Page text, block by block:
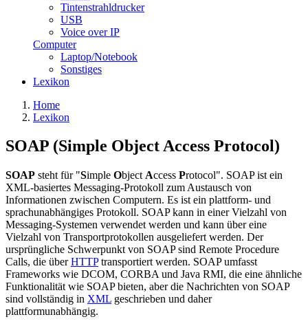
Tintenstrahldrucker
USB
Voice over IP
Computer
Laptop/Notebook
Sonstiges
Lexikon
Home
Lexikon
SOAP (Simple Object Access Protocol)
SOAP steht für "Simple Object Access Protocol". SOAP ist ein
XML-basiertes Messaging-Protokoll zum Austausch von
Informationen zwischen Computern. Es ist ein plattform- und
sprachunabhängiges Protokoll. SOAP kann in einer Vielzahl von
Messaging-Systemen verwendet werden und kann über eine
Vielzahl von Transportprotokollen ausgeliefert werden. Der
ursprüngliche Schwerpunkt von SOAP sind Remote Procedure
Calls, die überHTTPtransportiert werden. SOAP umfasst
Frameworks wie DCOM, CORBA und Java RMI, die eine ähnliche
Funktionalität wie SOAP bieten, aber die Nachrichten von SOAP
sind vollständig in XML geschrieben und daher
plattformunabhängig.